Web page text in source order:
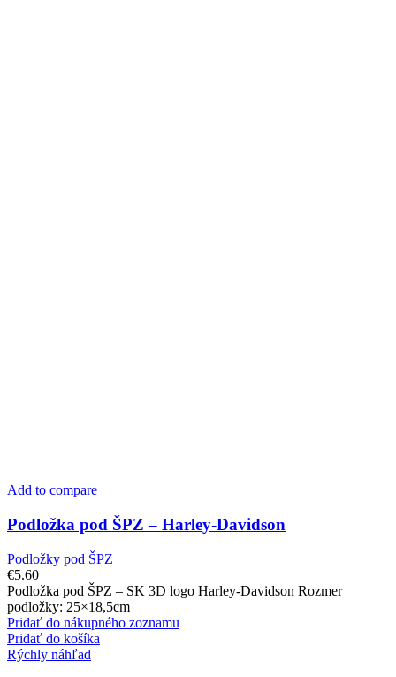
Add to compare
Podložka pod ŠPZ – Harley-Davidson
Podložky pod ŠPZ
€5.60
Podložka pod ŠPZ – SK 3D logo Harley-Davidson Rozmer
podložky: 25×18,5cm
Pridať do nákupného zoznamu
Pridať do košíka
Rýchly náhľad